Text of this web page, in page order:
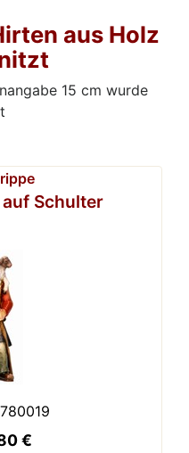
aus Holz
15 cm wurde
Schulter
€